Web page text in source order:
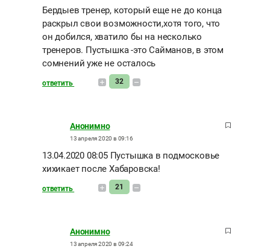
Бердыев тренер, который еще не до конца
раскрыл свои возможности,хотя того, что
он добился, хватило бы на несколько
тренеров. Пустышка -это Сайманов, в этом
сомнений уже не осталось
ответить 32
Анонимно
13 апреля 2020 в 09:16
13.04.2020 08:05 Пустышка в подмосковье
хихикает после Хабаровска!
ответить 21
Анонимно
13 апреля 2020 в 09:24